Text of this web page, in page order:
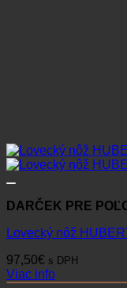
DARČEK PRE
Lovecký nôž
97,50€ s DPH
Viac info